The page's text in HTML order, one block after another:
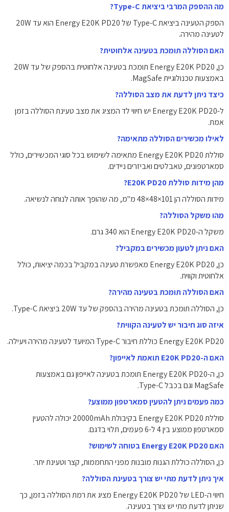
מה ההספק המרבי ביציאת Type-C?
הספק הטעינה ביציאת Type-C של Energy E20K PD20 הוא עד 20W
לטעינה מהירה.
האם הסוללה תומכת בטעינה אלחוטית?
כן, Energy E20K PD20 תומכת בטעינה אלחוטית בהספק של עד 20W
באמצעות טכנולוגיית MagSafe.
כיצד ניתן לדעת את מצב הסוללה?
ל-Energy E20K PD20 יש חיווי לד המציג את מצב טעינת הסוללה בזמן
אמת.
לאילו מכשירים הסוללה מתאימה?
סוללת Energy E20K PD20 מתאימה לשימוש בכל סוגי המכשירים, כולל
סמארטפונים, טאבלטים ואביזרים ניידים.
מהן מידות סוללת E20K PD20?
מידות הסוללה הן 101×48×48 מ"מ, מה שהופך אותה לנוחה לנשיאה.
מהו משקל הסוללה?
משקל ה-Energy E20K PD20 הוא 340 גרם.
האם ניתן לטעון מכשירים במקביל?
כן, Energy E20K PD20 מאפשרת טעינה במקביל בכמה יציאות, כולל
אלחוטית וקווית.
האם הסוללה תומכת בטעינה מהירה?
כן, הסוללה תומכת בטעינה מהירה בהספק של עד 20W ביציאת Type-C.
איזה סוג חיבור יש לטעינה הקווית?
Energy E20K PD20 כוללת חיבור Type-C המיועד לטעינה מהירה ויעילה.
האם ה-E20K PD20 תואמת לאייפון?
כן, ה-Energy E20K PD20 תומכת בטעינה לאייפון גם באמצעות
MagSafe וגם בכבל Type-C.
כמה פעמים ניתן להטעין סמארטפון ממוצע?
סוללת Energy E20K PD20 בקיבולת 20000mAh יכולה להטעין
סמארטפון ממוצע בין 4 ל-6 פעמים, תלוי בדגם.
האם Energy E20K PD20 בטוחה לשימוש?
כן, הסוללה כוללת הגנות מובנות מפני התחממות, קצר וטעינת יתר.
איך ניתן לדעת מתי יש צורך בטעינת הסוללה?
חיווי ה-LED של Energy E20K PD20 מציג את רמת הסוללה בזמן, כך
שניתן לדעת מתי יש צורך בטעינה.